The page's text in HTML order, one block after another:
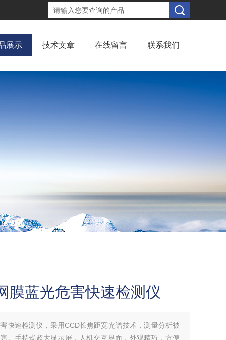
展示 技术文章 在线留言 联系我们
膜蓝光危害快速检测仪
快速检测仪，采用CCD长焦距宽光谱技术，测量分析被
。手持式超大显示屏，人机交互界面，外观精巧，方便